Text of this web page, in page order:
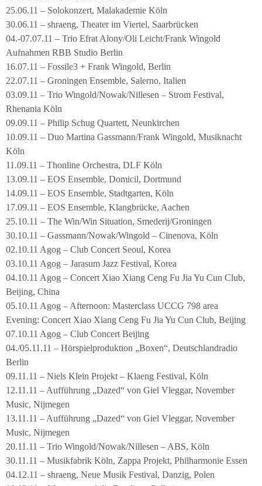
25.06.11 – Solokonzert, Malakademie Köln
30.06.11 – shraeng, Theater im Viertel, Saarbrücken
04.-07.07.11 – Trio Efrat Alony/Oli Leicht/Frank Wingold
Aufnahmen RBB Studio Berlin
16.07.11 – Fossile3 + Frank Wingold, Berlin
22.07.11 – Groningen Ensemble, Salerno, Italien
03.09.11 – Trio Wingold/Nowak/Nillesen – Strom Festival,
Rhenania Köln
09.09.11 – Philip Schug Quartett, Neunkirchen
10.09.11 – Duo Martina Gassmann/Frank Wingold, Musiknacht
Köln
11.09.11 – Thonline Orchestra, DLF Köln
13.09.11 – EOS Ensemble, Domicil, Dortmund
14.09.11 – EOS Ensemble, Stadtgarten, Köln
17.09.11 – EOS Ensemble, Klangbrücke, Aachen
25.10.11 – The Win/Win Situation, Smederij/Groningen
30.10.11 – Gassmann/Nowak/Wingold – Cinenova, Köln
02.10.11 Agog – Club Concert Seoul, Korea
03.10.11 Agog – Jarasum Jazz Festival, Korea
04.10.11 Agog – Concert Xiao Xiang Ceng Fu Jia Yu Cun Club,
Beijing, China
05.10.11 Agog – Afternoon: Masterclass UCCG 798 area
Evening: Concert Xiao Xiang Ceng Fu Jia Yu Cun Club, Beijing
07.10.11 Agog – Club Concert Beijing
04./05.11.11 – Hörspielproduktion „Boxen“, Deutschlandradio
Berlin
09.11.11 – Niels Klein Projekt – Klaeng Festival, Köln
12.11.11 – Aufführung „Dazed“ von Giel Vleggar, November
Music, Nijmegen
13.11.11 – Aufführung „Dazed“ von Giel Vleggar, November
Music, Nijmegen
20.11.11 – Trio Wingold/Nowak/Nillesen – ABS, Köln
30.11.11 – Musikfabrik Köln, Zappa Projekt, Philharmonie Essen
04.12.11 – shraeng, Neue Musik Festival, Danzig, Polen